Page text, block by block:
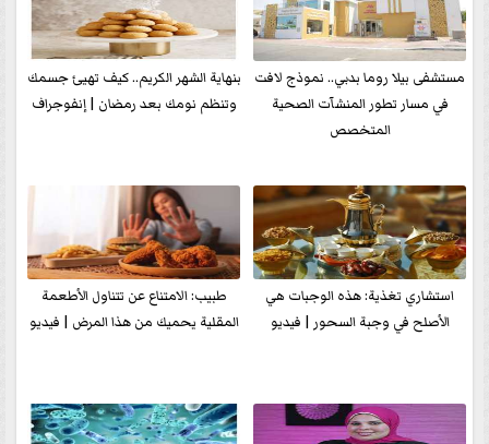
مستشفى بيلا روما بدبي.. نموذج لافت
في مسار تطور المنشآت الصحية
المتخصص
بنهاية الشهر الكريم.. كيف تهيئ جسمك
وتنظم نومك بعد رمضان | إنفوجراف
استشاري تغذية: هذه الوجبات هي
الأصلح في وجبة السحور | فيديو
طبيب: الامتناع عن تتناول الأطعمة
المقلية يحميك من هذا المرض | فيديو